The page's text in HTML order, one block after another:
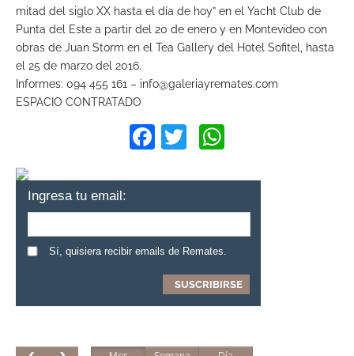
mitad del siglo XX hasta el día de hoy” en el Yacht Club de
Punta del Este a partir del 20 de enero y en Montevideo con
obras de Juan Storm en el Tea Gallery del Hotel Sofitel, hasta
el 25 de marzo del 2016.
Informes: 094 455 161 – info@galeriayremates.com
ESPACIO CONTRATADO
Facebook
Twitter
Ingresa tu email:
Sí, quisiera recibir emails de Remates.